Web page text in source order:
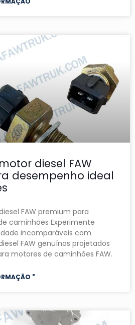
diesel FAW
desempenho ideal
FAW premium para
caminhões Experimente
incomparáveis ​​com
FAW genuínos projetados
motores de caminhões FAW.
"